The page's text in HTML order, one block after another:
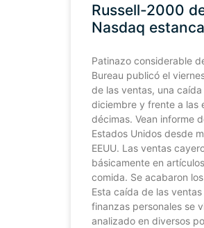
Russell-2000
Nasdaq
Patinazo considerable
Bureau publicó el
de las ventas, una
diciembre y frente a las
décimas. Vean informe
Estados Unidos desde
EEUU. Las ventas
básicamente en
comida. Se acabaron los
Esta caída de las
finanzas personales se
analizado en diversos